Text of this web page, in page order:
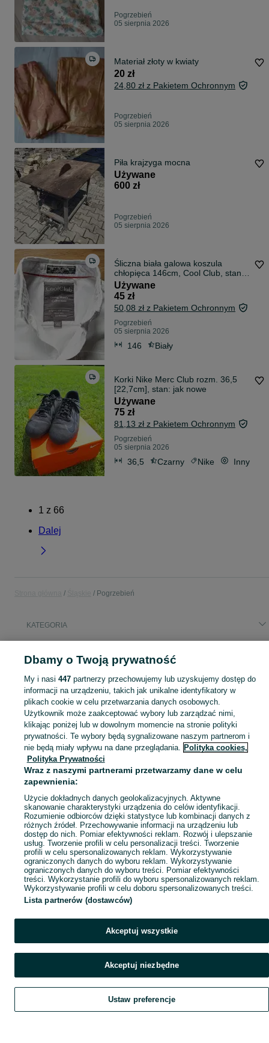
Pogrzebień
05 sierpnia 2026
Materiał złoty w kwiaty
20 zł
24,80 zł z Pakietem Ochronnym
Pogrzebień
05 sierpnia 2026
Piła krajzyga mocna
Używane
600 zł
Pogrzebień
05 sierpnia 2026
Śliczna biała galowa koszula
chłopięca 146cm, Cool Club, stan
celujący
Używane
45 zł
50,08 zł z Pakietem Ochronnym
Pogrzebień
05 sierpnia 2026
146 Biały
Korki Nike Merc Club rozm. 36,5
[22,7cm], stan: jak nowe
Używane
75 zł
81,13 zł z Pakietem Ochronnym
Pogrzebień
05 sierpnia 2026
36,5 Czarny Nike Inny
1 z 66
Dalej
Pogrzebień
KATEGORIA
działka budowlana
Skorzystaj z największego serwisu ogłoszeniowego - Pogrzebień i okolice! Kupuj to, czego pragniesz i sprzedawaj to, czego już nie potrzebujesz!
Mapa kategorii
Mapa miejscowości
Mapa ministron
Popularne wyszukiwania
Szukaj Obserwujesz Dodaj Czat Konto
Dbamy o Twoją prywatność
My i nasi 447partnerzy przechowujemy lub uzyskujemy dostęp do
informacji na urządzeniu, takich jak unikalne identyfikatory w
plikach cookie w celu przetwarzania danych osobowych.
Użytkownik może zaakceptować wybory lub zarządzać nimi,
klikając poniżej lub w dowolnym momencie na stronie polityki
prywatności. Te wybory będą sygnalizowane naszym partnerom i
nie będą miały wpływu na dane przeglądania. Polityka cookies,
Polityka Prywatności
Wraz z naszymi partnerami przetwarzamy dane w celu
zapewnienia:
Użycie dokładnych danych geolokalizacyjnych. Aktywne
skanowanie charakterystyki urządzenia do celów identyfikacji.
Rozumienie odbiorców dzięki statystyce lub kombinacji danych z
różnych źródeł. Przechowywanie informacji na urządzeniu lub
dostęp do nich. Pomiar efektywności reklam. Rozwój i ulepszanie
usług. Tworzenie profili w celu personalizacji treści. Tworzenie
profili w celu spersonalizowanych reklam. Wykorzystywanie
ograniczonych danych do wyboru reklam. Wykorzystywanie
ograniczonych danych do wyboru treści. Pomiar efektywności
treści. Wykorzystanie profili do wyboru spersonalizowanych reklam.
Wykorzystywanie profili w celu doboru spersonalizowanych treści.
Lista partnerów (dostawców)
Akceptuj wszystkie
Akceptuj niezbędne
Ustaw preferencje